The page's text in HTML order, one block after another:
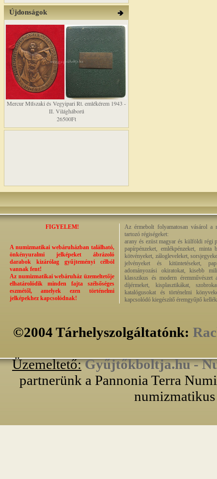
Újdonságok
Mercur Műszaki és Vegyipari Rt. emlékérem 1943 -
II. Világháború
26500Ft
FIGYELEM!
A numizmatikai webáruházban található,
önkényuralmi jelképeket ábrázoló
darabok kizárólag gyűjteményi célból
vannak fent!
Az numizmatikai webáruház üzemeltetője
elhatárolódik minden fajta szélsőséges
eszmétől, amelyek ezen történelmi
jelképekhez kapcsolódnak!
Az érmebolt folyamatosan vásárol a
tartozó régiségeket:
arany és ezüst magyar és külföldi régi
papírpénzeket, emlékpénzeket, minta
kötvényeket, zálogleveleket,
jelvényeket és kitüntetéseket,
adományozási okiratokat, kisebb
klasszikus és modern éremművészet
díjérmeket, kisplasztikákat,
katalógusokat és történelmi
kapcsolódó kiegészítő éremgyűjtő
©2004 Tárhelyszolgáltatónk:
Üzemeltető: Gyűjtőkboltja.hu -
partnerünk a Pannonia Terra
numizmatikus